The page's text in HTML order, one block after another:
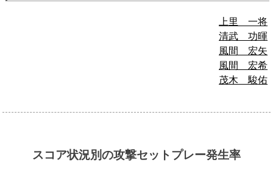
上里 一将
清武 功暉
風間 宏矢
風間 宏希
茂木 駿佑
スコア状況別の攻撃セットプレー発生率